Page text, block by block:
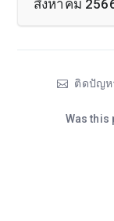
สิงหาคม
ติดปัญห
Was this